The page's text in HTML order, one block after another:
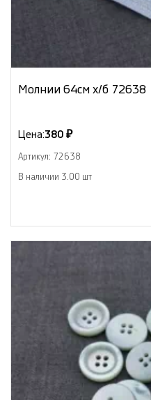
Молнии 64см х/б 72638
Цена:380 ₽
Артикул: 72638
В наличии 3.00 шт